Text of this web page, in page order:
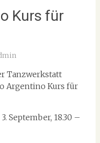
Kurs für
Tanzwerkstatt
Argentino Kurs für
September, 18.30 –